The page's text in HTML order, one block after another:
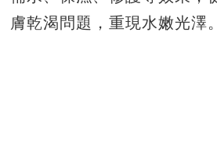
膚乾渴問題，重現水嫩光澤。